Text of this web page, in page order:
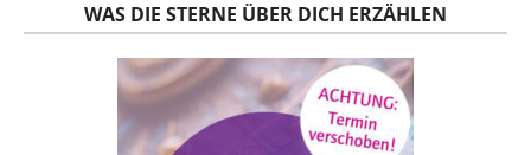
WAS DIE STERNE ÜBER DICH ERZÄHLEN